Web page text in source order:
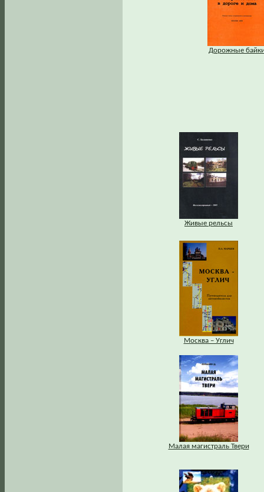
Дорожные
Живые рельсы
Москва – Углич
Малая магистраль Твери